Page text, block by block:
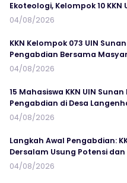
Ekoteologi, Kelompok 10 KKN
04/08/2026
KKN Kelompok 073 UIN
Pengabdian Bersama
04/08/2026
15 Mahasiswa KKN UIN
Pengabdian di Desa
04/08/2026
Langkah Awal Pengabdian:
Dersalam Usung Potensi
04/08/2026